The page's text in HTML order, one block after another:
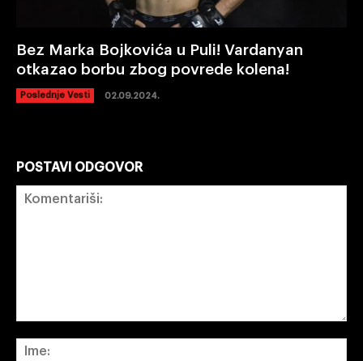
Bez Marka Bojkovića u Puli! Vardanyan
otkazao borbu zbog povrede kolena!
Poslednje Vesti 02.09.2024.
POSTAVI ODGOVOR